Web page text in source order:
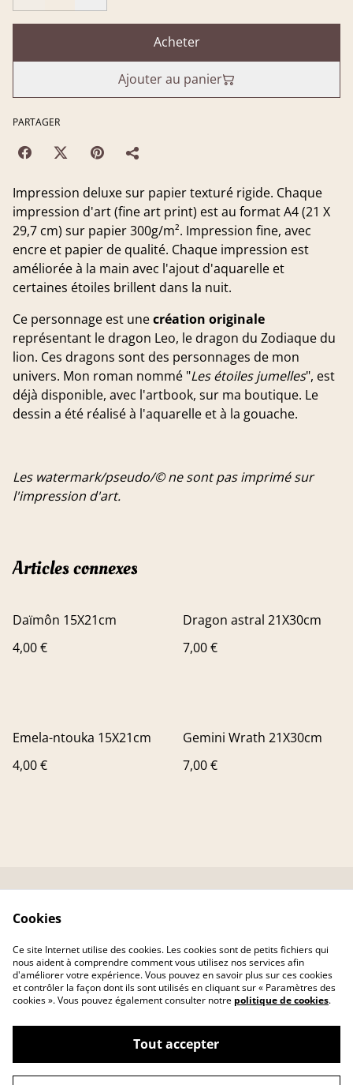
Acheter
Ajouter au panier
PARTAGER
Impression deluxe sur papier texturé rigide. Chaque
impression d'art (fine art print) est au format A4 (21 X
29,7 cm) sur papier 300g/m². Impression fine, avec
encre et papier de qualité. Chaque impression est
améliorée à la main avec l'ajout d'aquarelle et
certaines étoiles brillent dans la nuit.
Ce personnage est unecréation originale
représentant le dragon Leo, le dragon du Zodiaque du
lion. Ces dragons sont des personnages de mon
univers. Mon roman nommé "Les étoiles jumelles", est
déjà disponible, avec l'artbook, sur ma boutique. Le
dessin a été réalisé à l'aquarelle et à la gouache.
Les watermark/pseudo/© ne sont pas imprimé sur
l'impression d'art.
Articles connexes
Daïmôn 15X21cm
4,00 €
Dragon astral 21X30cm
7,00 €
Emela-ntouka 15X21cm
4,00 €
Gemini Wrath 21X30cm
7,00 €
confidentialité
Politique de cookies
©2026MAROZEN
Cookies
Ce site Internet utilise des cookies. Les cookies sont de petits fichiers qui
nous aident à comprendre comment vous utilisez nos services afin
d'améliorer votre expérience. Vous pouvez en savoir plus sur ces cookies
et contrôler la façon dont ils sont utilisés en cliquant sur « Paramètres des
cookies ». Vous pouvez également consulter notre politique de cookies.
Tout accepter